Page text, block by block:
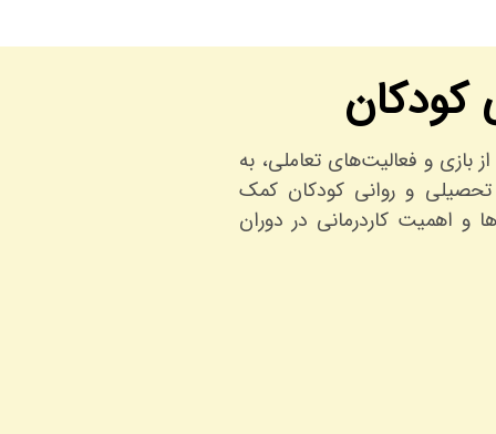
کودکان
از بازی و فعالیت‌های تعاملی، به
تحصیلی و روانی کودکان کمک
اهمیت کاردرمانی در دوران